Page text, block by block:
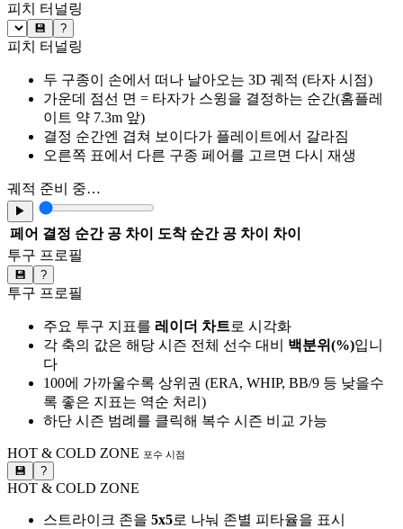
피치 터널링
💾 ?
피치 터널링
두 구종이 손에서 떠나 날아오는 3D 궤적 (타자 시점)
가운데 점선 면 = 타자가 스윙을 결정하는 순간(홈플레
이트 약 7.3m 앞)
결정 순간엔 겹쳐 보이다가 플레이트에서 갈라짐
오른쪽 표에서 다른 구종 페어를 고르면 다시 재생
궤적 준비 중…
▶
페어 결정 순간 공 차이 도착 순간 공 차이
차이
투구 프로필
💾 ?
투구 프로필
주요 투구 지표를 레이더 차트로 시각화
각 축의 값은 해당 시즌 전체 선수 대비 백분위(%)입니
다
100에 가까울수록 상위권 (ERA, WHIP, BB/9 등 낮을수
록 좋은 지표는 역순 처리)
하단 시즌 범례를 클릭해 복수 시즌 비교 가능
HOT & COLD ZONE 포수 시점
💾 ?
HOT & COLD ZONE
스트라이크 존을 5x5로 나눠 존별 피타율을 표시